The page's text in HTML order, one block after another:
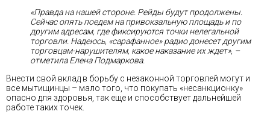
«Правда на нашей стороне. Рейды будут продолжены.
Сейчас опять поедем на привокзальную площадь и по
другим адресам, где фиксируются точки нелегальной
торговли. Надеюсь, «сарафанное» радио донесет другим
торговцам-нарушителям, какое наказание их ждет», –
отметила Елена Подмаркова.
Внести свой вклад в борьбу с незаконной торговлей могут и
все мытищинцы – мало того, что покупать «несанкционку»
опасно для здоровья, так еще и способствует дальнейшей
работе таких точек.